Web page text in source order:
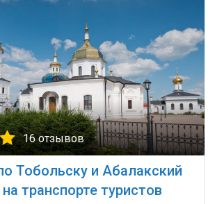
16 отзывов
Тобольску и Абалакский
транспорте туристов